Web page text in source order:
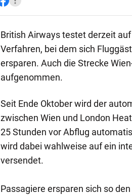
British Airways testet derzeit
Verfahren, bei dem sich
ersparen. Auch die Strecke
aufgenommen.
Seit Ende Oktober wird der
zwischen Wien und London
25 Stunden vor Abflug
wird dabei wahlweise auf ein
versendet.
Passagiere ersparen sich so